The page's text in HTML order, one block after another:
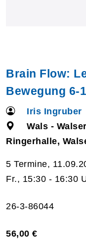
Brain Flow:
Bewegung 6-
Iris Ingruber
Wals -
Ringerhalle,
5 Termine,
Fr., 15:30 - 16:30
26-3-86044
56,00 €